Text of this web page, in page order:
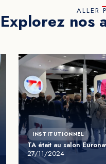
ALLER
Explorez nos
INSTITUTIONNEL
TA était au salon
27/11/2024